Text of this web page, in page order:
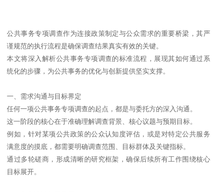
公共事务专项调查作为连接政策制定与公众需求的重要桥梁，其严
谨规范的执行流程是确保调查结果真实有效的关键。
本文将深入解析公共事务专项调查的标准流程，展现其如何通过系
统化的步骤，为公共事务的优化与创新提供坚实支撑。
一、需求沟通与目标界定
任何一项公共事务专项调查的起点，都是与委托方的深入沟通。
这一阶段的核心在于准确理解调查背景、核心议题与预期目标。
例如，针对某项公共政策的公众认知度评估，或是对特定公共服务
满意度的摸底，都需要明确调查范围、目标群体及关键指标。
通过多轮磋商，形成清晰的研究框架，确保后续所有工作围绕核心
目标展开。